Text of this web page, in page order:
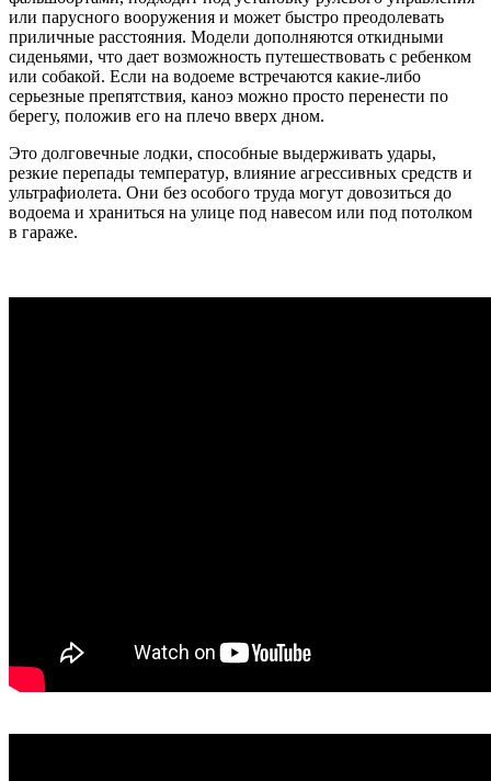
или парусного вооружения и может быстро преодолевать
приличные расстояния. Модели дополняются откидными
сиденьями, что дает возможность путешествовать с ребенком
или собакой. Если на водоеме встречаются какие-либо
серьезные препятствия, каноэ можно просто перенести по
берегу, положив его на плечо вверх дном.
Это долговечные лодки, способные выдерживать удары,
резкие перепады температур, влияние агрессивных средств и
ультрафиолета. Они без особого труда могут довозиться до
водоема и храниться на улице под навесом или под потолком
в гараже.